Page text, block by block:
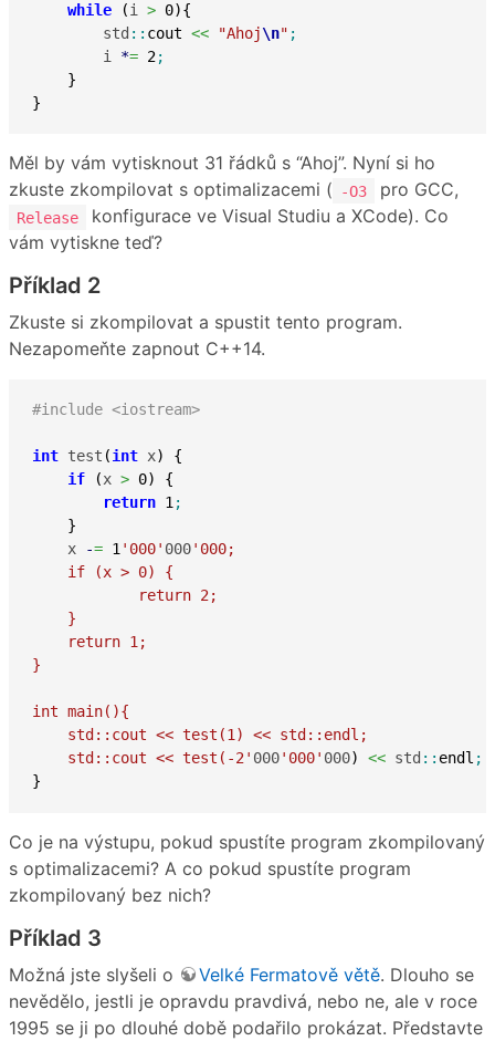
while (i > 0){
        std
:: cout << "Ahoj\n" ;
        i
*= 2;
}
}
Měl by vám vytisknout 31 řádků s “Ahoj”. Nyní si ho
zkuste zkompilovat s optimalizacemi (
-O3 pro GCC,
Release
konfigurace ve Visual Studiu a XCode). Co
vám vytiskne teď?
Příklad 2
Zkuste si zkompilovat a spustit tento program.
Nezapomeňte zapnout C++14.
#include <iostream>
int test (int x)
{
if
(x > 0)
{
return 1;
}
    x
-= 1'000' 000'000;
    if (x > 0) {
            return 2;
    }
    return 1;
}
int main(){
    std::cout << test(1) << std::endl;
    std::cout << test(-2'
000'000' 000) << std :: endl ;
}
Co je na výstupu, pokud spustíte program zkompilovaný
s optimalizacemi? A co pokud spustíte program
zkompilovaný bez nich?
Příklad 3
Možná jste slyšeli o Velké Fermatově větě. Dlouho se
nevědělo, jestli je opravdu pravdivá, nebo ne, ale v roce
1995 se ji po dlouhé době podařilo prokázat. Představte